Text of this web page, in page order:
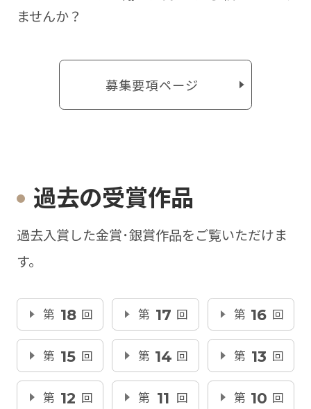
ませんか？
募集要項ページ
過去の受賞作品
過去入賞した金賞･銀賞作品をご覧いただけま
す。
第 18 回 第 17 回 第 16 回
第 15 回 第 14 回 第 13 回
第 12 回 第 11 回 第 10 回